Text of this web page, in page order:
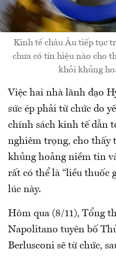
Kinh tế châu Âu tiếp tục
chưa có tín hiệu nào cho
khỏi khủng
Việc hai nhà lãnh đạo
sức ép phải từ chức do
chính sách kinh tế dẫn
nghiêm trọng, cho thấy
khủng hoảng niềm tin
rất có thể là “liều thuốc
lúc này.
Hôm qua (8/11), Tổng
Napolitano tuyên bố
Berlusconi sẽ từ chức,